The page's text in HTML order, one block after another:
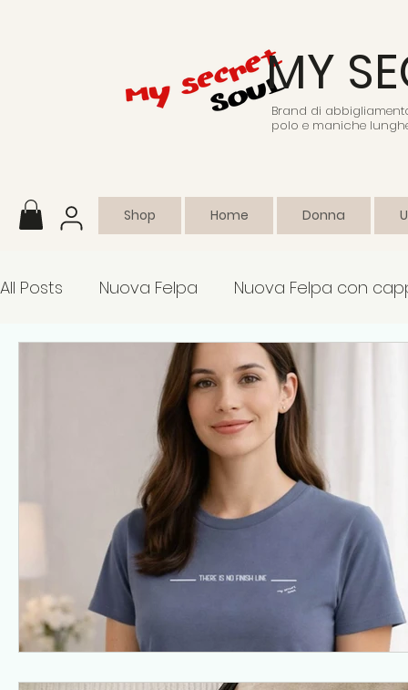
MY
Brand di
polo e maniche
Shop Home Donna
All Posts Nuova Felpa Nuova Felpa con
Abbigliamento sportivo Collezione